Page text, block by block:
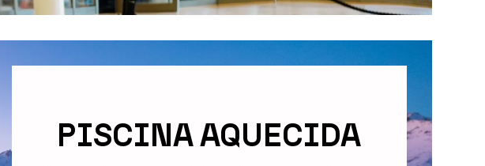
PISCINA AQUECIDA